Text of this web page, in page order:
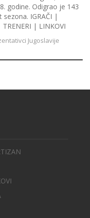
godine. Odigrao je 143
IGRAČI |
| LINKOVI
Jugoslavije